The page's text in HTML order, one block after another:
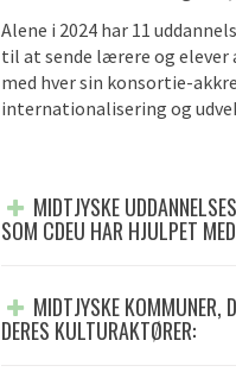
Alene i 2024 har 11
til at sende lærere og elever
med hver sin konsortie-
internationalisering og
MIDTJYSKE
SOM CDEU HAR HJULPET
MIDTJYSKE KOMMUNER,
DERES KULTURAKTØRER: